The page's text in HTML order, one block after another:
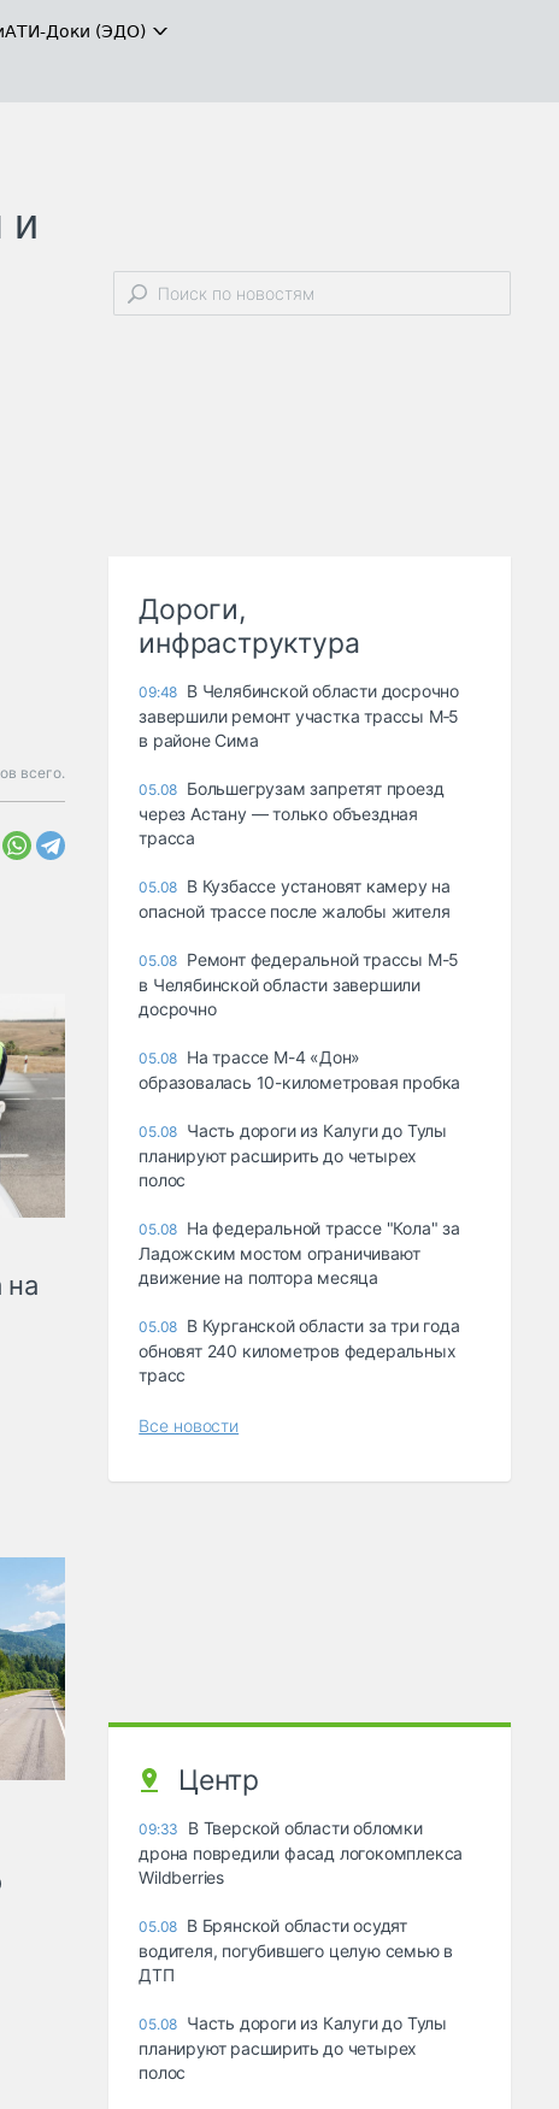
АТИ-Доки (ЭДО)
и
всего.
на
Дороги,
инфраструктура
09:48 В Челябинской области досрочно
завершили ремонт участка трассы М‑5
в районе Сима
05.08 Большегрузам запретят проезд
через Астану — только объездная
трасса
05.08 В Кузбассе установят камеру на
опасной трассе после жалобы жителя
05.08 Ремонт федеральной трассы М-5
в Челябинской области завершили
досрочно
05.08 На трассе М-4 «Дон»
образовалась 10-километровая пробка
05.08 Часть дороги из Калуги до Тулы
планируют расширить до четырех
полос
05.08 На федеральной трассе "Кола" за
Ладожским мостом ограничивают
движение на полтора месяца
05.08 В Курганской области за три года
обновят 240 километров федеральных
трасс
Все новости
Центр
09:33
В Тверской области обломки
дрона повредили фасад логокомплекса
Wildberries
05.08 В Брянской области осудят
водителя, погубившего целую семью в
ДТП
05.08 Часть дороги из Калуги до Тулы
планируют расширить до четырех
полос